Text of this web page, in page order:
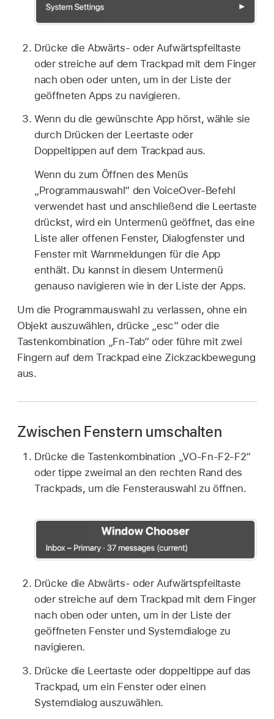
Drücke die Abwärts- oder Aufwärtspfeiltaste
oder streiche auf dem Trackpad mit dem Finger
nach oben oder unten, um in der Liste der
geöffneten Apps zu navigieren.
Wenn du die gewünschte App hörst, wähle sie
durch Drücken der Leertaste oder
Doppeltippen auf dem Trackpad aus.
Wenn du zum Öffnen des Menüs
„Programmauswahl“ den VoiceOver-Befehl
verwendet hast und anschließend die Leertaste
drückst, wird ein Untermenü geöffnet, das eine
Liste aller offenen Fenster, Dialogfenster und
Fenster mit Warnmeldungen für die App
enthält. Du kannst in diesem Untermenü
genauso navigieren wie in der Liste der Apps.
Um die Programmauswahl zu verlassen, ohne ein
Objekt auszuwählen, drücke „esc“ oder die
Tastenkombination „Fn-Tab“ oder führe mit zwei
Fingern auf dem Trackpad eine Zickzackbewegung
aus.
Zwischen Fenstern umschalten
Drücke die Tastenkombination „VO-Fn-F2-F2“
oder tippe zweimal an den rechten Rand des
Trackpads, um die Fensterauswahl zu öffnen.
Drücke die Abwärts- oder Aufwärtspfeiltaste
oder streiche auf dem Trackpad mit dem Finger
nach oben oder unten, um in der Liste der
geöffneten Fenster und Systemdialoge zu
navigieren.
Drücke die Leertaste oder doppeltippe auf das
Trackpad, um ein Fenster oder einen
Systemdialog auszuwählen.